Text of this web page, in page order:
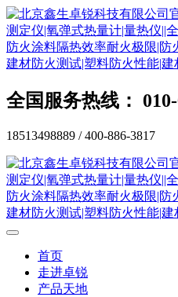
全国服务热线： 010-
18513498889 / 400-886-3817
首页
走进卓锐
产品天地